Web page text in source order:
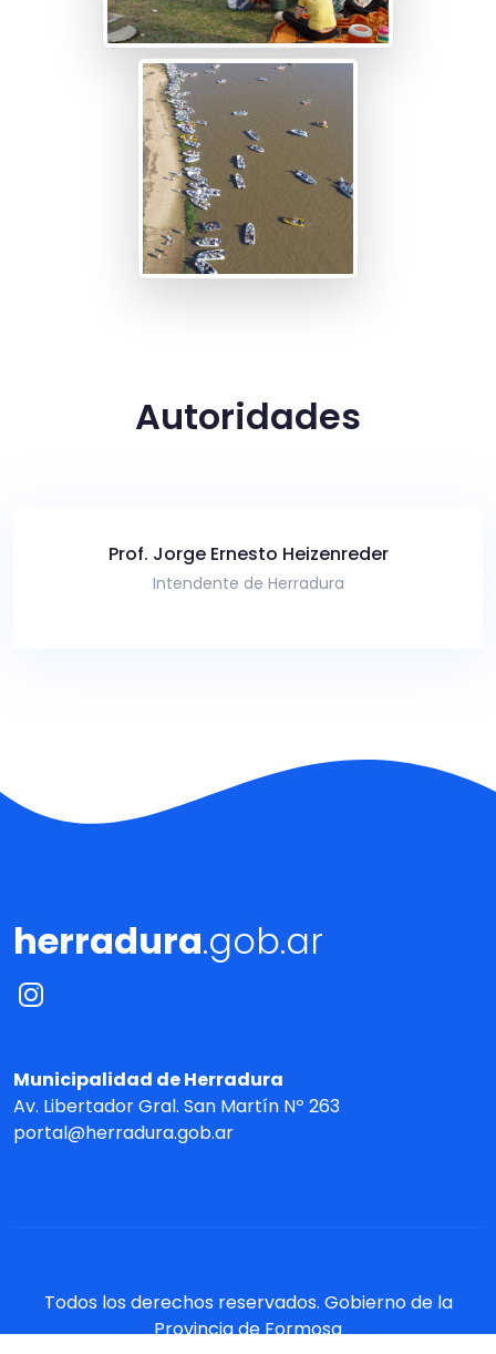
Autoridades
Prof. Jorge Ernesto Heizenreder
Intendente de Herradura
herradura.gob.ar
Municipalidad de Herradura
Av. Libertador Gral. San Martín Nº 263
portal@herradura.gob.ar
Todos los derechos reservados. Gobierno de la
Provincia de Formosa